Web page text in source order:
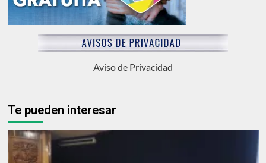
Aviso de Privacidad
Te pueden interesar